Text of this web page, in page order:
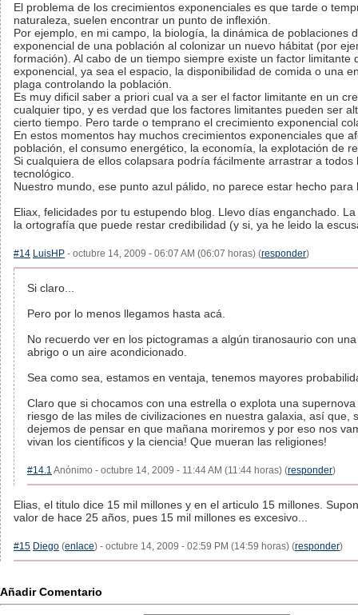
El problema de los crecimientos exponenciales es que tarde o
naturaleza, suelen encontrar un punto de inflexión.
Por ejemplo, en mi campo, la biología, la dinámica de poblaciones
exponencial de una población al colonizar un nuevo hábitat (por
formación). Al cabo de un tiempo siempre existe un factor limitante
exponencial, ya sea el espacio, la disponibilidad de comida o una
plaga controlando la población.
Es muy dificil saber a priori cual va a ser el factor limitante en un
cualquier tipo, y es verdad que los factores limitantes pueden ser
cierto tiempo. Pero tarde o temprano el crecimiento exponencial
En estos momentos hay muchos crecimientos exponenciales que
población, el consumo energético, la economía, la explotación de
Si cualquiera de ellos colapsara podría fácilmente arrastrar a todos
tecnológico.
Nuestro mundo, ese punto azul pálido, no parece estar hecho para
Eliax, felicidades por tu estupendo blog. Llevo días enganchado.
la ortografía que puede restar credibilidad (y si, ya he leido la
#14 LuisHP - octubre 14, 2009 - 06:07 AM (06:07 horas) (responder)
Si claro...
Pero por lo menos llegamos hasta acá.
No recuerdo ver en los pictogramas a algún tiranosaurio con
abrigo o un aire acondicionado.
Sea como sea, estamos en ventaja, tenemos mayores
Claro que si chocamos con una estrella o explota una
riesgo de las miles de civilizaciones en nuestra galaxia, así que,
dejemos de pensar en que mañana moriremos y por eso nos
vivan los científicos y la ciencia! Que mueran las religiones!
#14.1 Anónimo - octubre 14, 2009 - 11:44 AM (11:44 horas) (responder)
Elias, el titulo dice 15 mil millones y en el articulo 15 millones.
valor de hace 25 años, pues 15 mil millones es excesivo...
#15 Diego (enlace) - octubre 14, 2009 - 02:59 PM (14:59 horas) (responder)
Añadir Comentario